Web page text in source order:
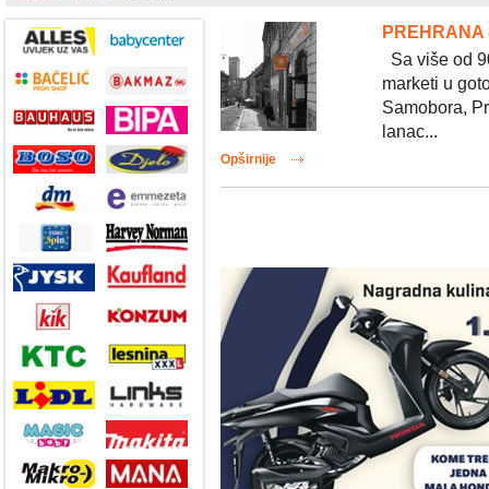
PREHRANA
Sa više od
marketi u
Samobora,
lanac...
Opširnije